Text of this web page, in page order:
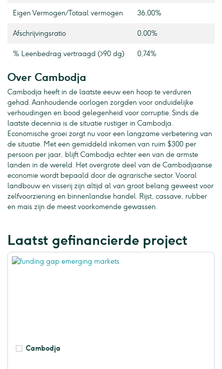
Eigen Vermogen / Totaal vermogen 36,00%
Afschrijvingsratio 0,00%
% Leenbedrag vertraagd (>90 dg) 0,74%
Over Cambodja
Cambodja heeft in de laatste eeuw een hoop te verduren
gehad. Aanhoudende oorlogen zorgden voor onduidelijke
verhoudingen en bood gelegenheid voor corruptie. Sinds de
laatste decennia is de situatie rustiger in Cambodja.
Economische groei zorgt nu voor een langzame verbetering van
de situatie. Met een gemiddeld inkomen van ruim $300 per
persoon per jaar, blijft Cambodja echter een van de armste
landen in de wereld. Het overgrote deel van de Cambodjaanse
economie wordt bepaald door de agrarische sector. Vooral
landbouw en visserij zijn altijd al van groot belang geweest voor
zelfvoorziening en binnenlandse handel. Rijst, cassave, rubber
en mais zijn de meest voorkomende gewassen.
Laatst gefinancierde project
Cambodja